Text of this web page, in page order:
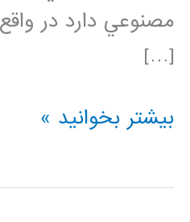
مصنوعي دارد در
[…]
فیلم
آموزش
بیشتر بخوانید »